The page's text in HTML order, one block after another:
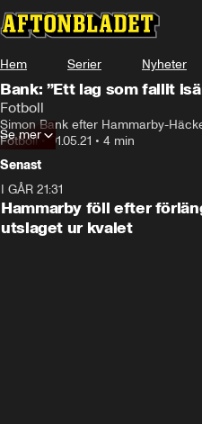
Hem Serier Nyheter
Bank: ”Ett lag som fallit
Fotboll
Simon Bank efter Hammarby-
Fotboll•01.05.21 • 4 min
Se mer
Senast
I GÅR 21:31
Hammarby föll efter
utslaget ur kvalet